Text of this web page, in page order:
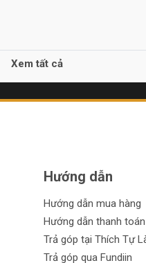
Xem tất cả
Hướng dẫn
Hướng dẫn mua hàng
Hướng dẫn thanh toán
Trả góp tại Thích Tự
Trả góp qua Fundiin